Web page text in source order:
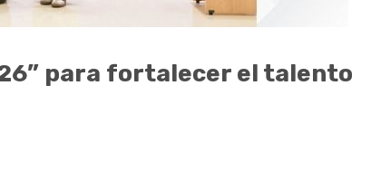
para fortalecer el talento